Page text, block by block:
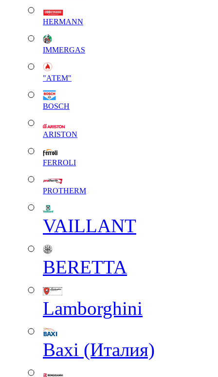
HERMANN
IMMERGAS
"АТЕМ"
BOSCH
ARISTON
FERROLI
PROTHERM
VAILLANT
BERETTA
Lamborghini
Baxi (Италия)